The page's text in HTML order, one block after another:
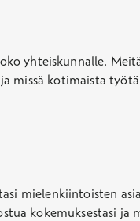
yhteiskunnalle.
missä kotimaista
mielenkiintoisten
kokemuksestasi ja